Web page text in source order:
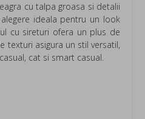
cu talpa groasa si detalii
ideala pentru un look
cu sireturi ofera un plus de
texturi asigura un stil versatil,
cat si smart casual.